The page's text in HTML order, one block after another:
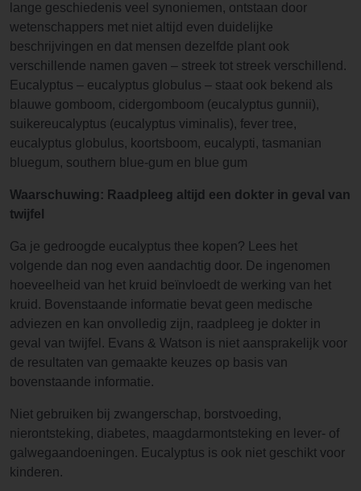
lange geschiedenis veel synoniemen, ontstaan door
wetenschappers met niet altijd even duidelijke
beschrijvingen en dat mensen dezelfde plant ook
verschillende namen gaven – streek tot streek verschillend.
Eucalyptus – eucalyptus globulus – staat ook bekend als
blauwe gomboom, cidergomboom (eucalyptus gunnii),
suikereucalyptus (eucalyptus viminalis), fever tree,
eucalyptus globulus, koortsboom, eucalypti, tasmanian
bluegum, southern blue-gum en blue gum
Waarschuwing: Raadpleeg altijd een dokter in geval van
twijfel
Ga je gedroogde eucalyptus thee kopen? Lees het
volgende dan nog even aandachtig door. De ingenomen
hoeveelheid van het kruid beïnvloedt de werking van het
kruid. Bovenstaande informatie bevat geen medische
adviezen en kan onvolledig zijn, raadpleeg je dokter in
geval van twijfel. Evans & Watson is niet aansprakelijk voor
de resultaten van gemaakte keuzes op basis van
bovenstaande informatie.
Niet gebruiken bij zwangerschap, borstvoeding,
nierontsteking, diabetes, maagdarmontsteking en lever- of
galwegaandoeningen. Eucalyptus is ook niet geschikt voor
kinderen.